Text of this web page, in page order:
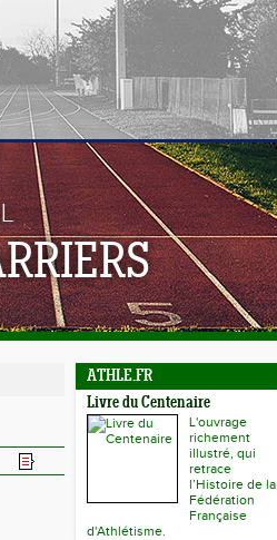
ATHLE.FR
Livre du Centenaire
L'ouvrage
richement
illustré, qui
retrace
l’Histoire de la
Fédération
Française
d'Athlétisme.